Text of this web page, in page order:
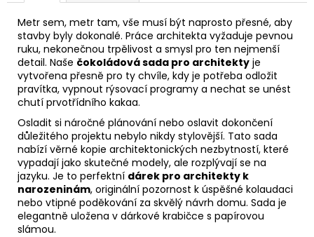
Metr sem, metr tam, vše musí být naprosto přesné, aby
stavby byly dokonalé. Práce architekta vyžaduje pevnou
ruku, nekonečnou trpělivost a smysl pro ten nejmenší
detail. Naše čokoládová sada pro architekty je
vytvořena přesně pro ty chvíle, kdy je potřeba odložit
pravítka, vypnout rýsovací programy a nechat se unést
chutí prvotřídního kakaa.
Osladit si náročné plánování nebo oslavit dokončení
důležitého projektu nebylo nikdy stylovější. Tato sada
nabízí věrné kopie architektonických nezbytností, které
vypadají jako skutečné modely, ale rozplývají se na
jazyku. Je to perfektní dárek pro architekty k
narozeninám, originální pozornost k úspěšné kolaudaci
nebo vtipné poděkování za skvělý návrh domu. Sada je
elegantně uložena v dárkové krabičce s papírovou
slámou.